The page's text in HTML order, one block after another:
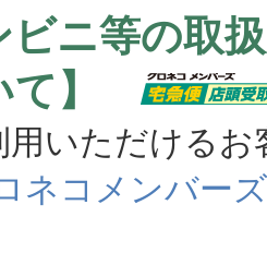
ビニ等の取
て】
いただけるお
ネコメンバーズ